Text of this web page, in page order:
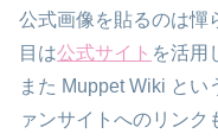
公式画像を貼るのは憚
目は公式サイト を活用
また Muppet Wiki とい
ァンサイトへのリン